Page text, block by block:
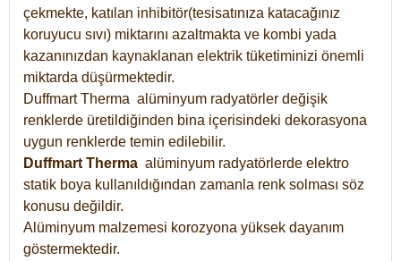
çekmekte, katılan inhibitör(tesisatınıza katacağınız
koruyucu sıvı) miktarını azaltmakta ve kombi yada
kazanınızdan kaynaklanan elektrik tüketiminizi önemli
miktarda düşürmektedir.
Duffmart Therma alüminyum radyatörler değişik
renklerde üretildiğinden bina içerisindeki dekorasyona
uygun renklerde temin edilebilir.
Duffmart Therma alüminyum radyatörlerde elektro
statik boya kullanıldığından zamanla renk solması söz
konusu değildir.
Alüminyum malzemesi korozyona yüksek dayanım
göstermektedir.